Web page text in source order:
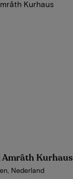
Amrâth Kurhaus
Nederland